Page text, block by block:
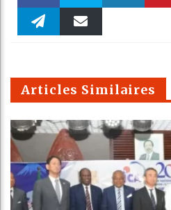
Faceboo Twitter
m
Articles Similaires